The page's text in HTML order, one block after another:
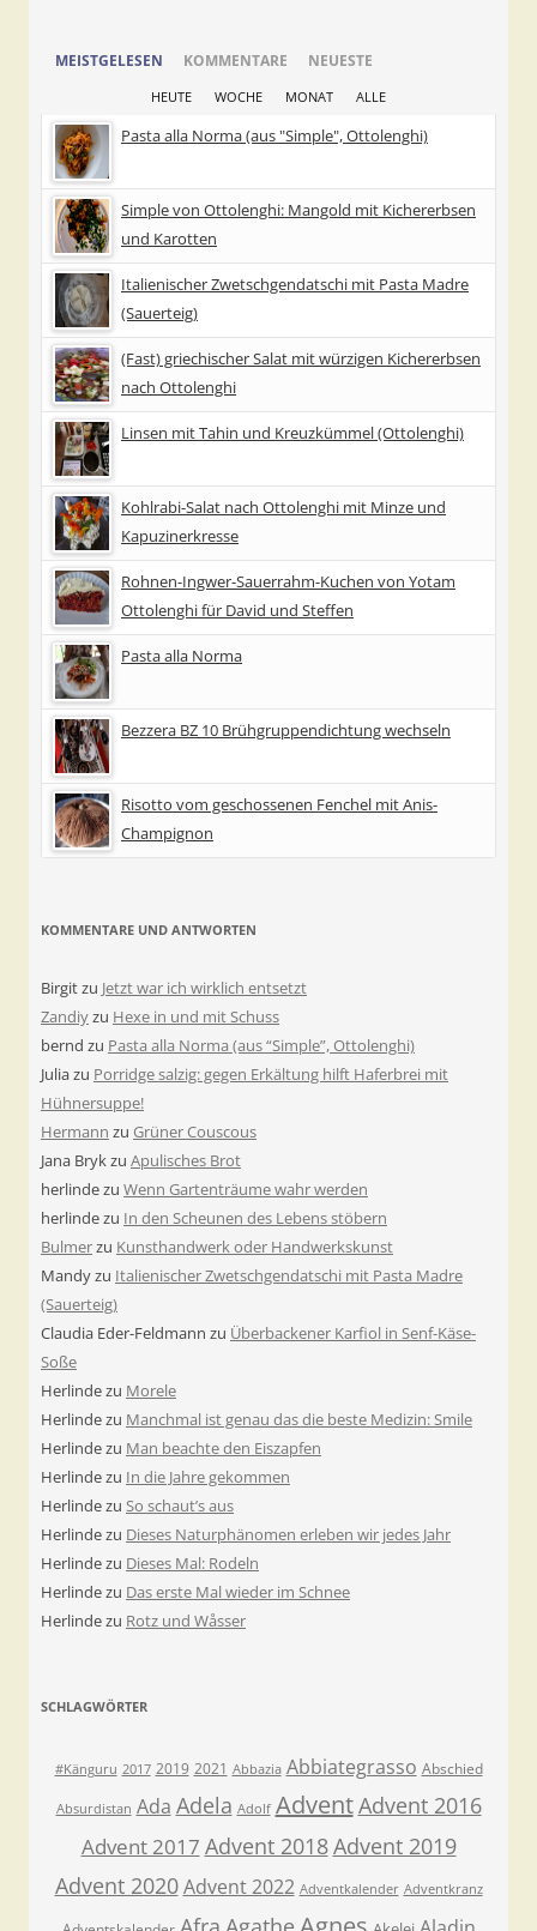
MEISTGELESEN KOMMENTARE NEUESTE
HEUTE WOCHE MONAT ALLE
Pasta alla Norma (aus "Simple", Ottolenghi)
Simple von Ottolenghi: Mangold mit Kichererbsen
und Karotten
Italienischer Zwetschgendatschi mit Pasta Madre
(Sauerteig)
(Fast) griechischer Salat mit würzigen Kichererbsen
nach Ottolenghi
Linsen mit Tahin und Kreuzkümmel (Ottolenghi)
Kohlrabi-Salat nach Ottolenghi mit Minze und
Kapuzinerkresse
Rohnen-Ingwer-Sauerrahm-Kuchen von Yotam
Ottolenghi für David und Steffen
Pasta alla Norma
Bezzera BZ 10 Brühgruppendichtung wechseln
Risotto vom geschossenen Fenchel mit Anis-
Champignon
KOMMENTARE UND ANTWORTEN
Birgitzu Jetzt war ich wirklich entsetzt
Zandiyzu Hexe in und mit Schuss
bernd zu Pasta alla Norma (aus “Simple”, Ottolenghi)
Juliazu Porridge salzig: gegen Erkältung hilft Haferbrei mit
Hühnersuppe!
Hermann zu Grüner Couscous
Jana Brykzu Apulisches Brot
herlindezu Wenn Gartenträume wahr werden
herlindezu In den Scheunen des Lebens stöbern
Bulmerzu Kunsthandwerk oder Handwerkskunst
Mandyzu Italienischer Zwetschgendatschi mit Pasta Madre
(Sauerteig)
Claudia Eder-Feldmann zu Überbackener Karfiol in Senf-Käse-
Soße
Herlindezu Morele
Herlindezu Manchmal ist genau das die beste Medizin: Smile
Herlindezu Man beachte den Eiszapfen
Herlindezu In die Jahre gekommen
Herlindezu So schaut’s aus
Herlindezu Dieses Naturphänomen erleben wir jedes Jahr
Herlindezu Dieses Mal: Rodeln
Herlindezu Das erste Mal wieder im Schnee
Herlindezu Rotz und Wåsser
SCHLAGWÖRTER
#Känguru 2017 2019 2021 Abbazia Abbiategrasso Abschied
Absurdistan Ada Adela Adolf AdventAdvent 2016
Advent 2017 Advent 2018Advent 2019
Advent 2020 Advent 2022 Adventkalender Adventkranz